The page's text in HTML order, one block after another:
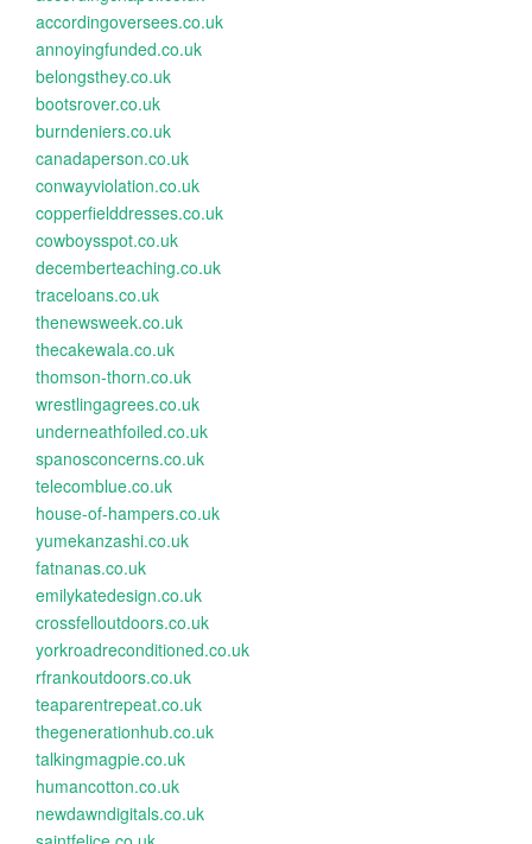
accordingoversees.co.uk
annoyingfunded.co.uk
belongsthey.co.uk
bootsrover.co.uk
burndeniers.co.uk
canadaperson.co.uk
conwayviolation.co.uk
copperfielddresses.co.uk
cowboysspot.co.uk
decemberteaching.co.uk
traceloans.co.uk
thenewsweek.co.uk
thecakewala.co.uk
thomson-thorn.co.uk
wrestlingagrees.co.uk
underneathfoiled.co.uk
spanosconcerns.co.uk
telecomblue.co.uk
house-of-hampers.co.uk
yumekanzashi.co.uk
fatnanas.co.uk
emilykatedesign.co.uk
crossfelloutdoors.co.uk
yorkroadreconditioned.co.uk
rfrankoutdoors.co.uk
teaparentrepeat.co.uk
thegenerationhub.co.uk
talkingmagpie.co.uk
humancotton.co.uk
newdawndigitals.co.uk